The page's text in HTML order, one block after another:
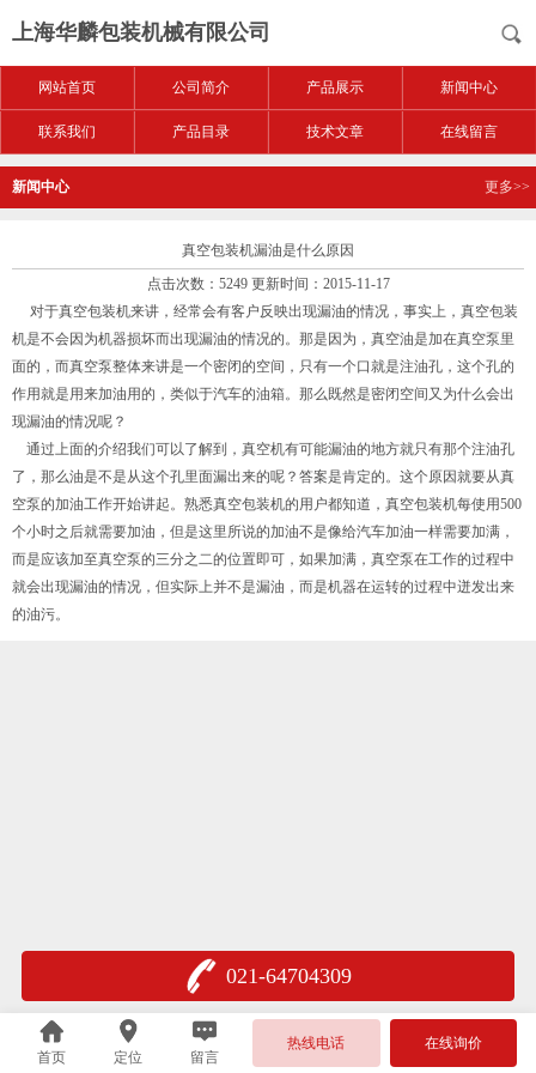
上海华麟包装机械有限公司
网站首页 公司简介 产品展示 新闻中心
联系我们 产品目录 技术文章 在线留言
新闻中心 更多>>
真空包装机漏油是什么原因
点击次数：5249 更新时间：2015-11-17
对于真空包装机来讲，经常会有客户反映出现漏油的情况，事实上，真空包装
机是不会因为机器损坏而出现漏油的情况的。那是因为，真空油是加在真空泵里
面的，而真空泵整体来讲是一个密闭的空间，只有一个口就是注油孔，这个孔的
作用就是用来加油用的，类似于汽车的油箱。那么既然是密闭空间又为什么会出
现漏油的情况呢？
通过上面的介绍我们可以了解到，真空机有可能漏油的地方就只有那个注油孔
了，那么油是不是从这个孔里面漏出来的呢？答案是肯定的。这个原因就要从真
空泵的加油工作开始讲起。熟悉真空包装机的用户都知道，真空包装机每使用500
个小时之后就需要加油，但是这里所说的加油不是像给汽车加油一样需要加满，
而是应该加至真空泵的三分之二的位置即可，如果加满，真空泵在工作的过程中
就会出现漏油的情况，但实际上并不是漏油，而是机器在运转的过程中迸发出来
的油污。
021-64704309
首页 定位 留言
热线电话 在线询价